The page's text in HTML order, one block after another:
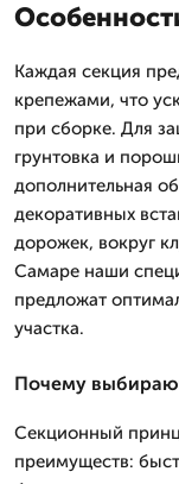
Каждая секция
крепежами, что
при сборке. Для
грунтовка и
дополнительная
декоративных
дорожек, вокруг
Самаре наши
предложат
участка.
Почему
Секционный
преимуществ: